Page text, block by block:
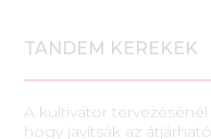
TANDEM KEREKEK
A kultivátor
hogy javítsák az